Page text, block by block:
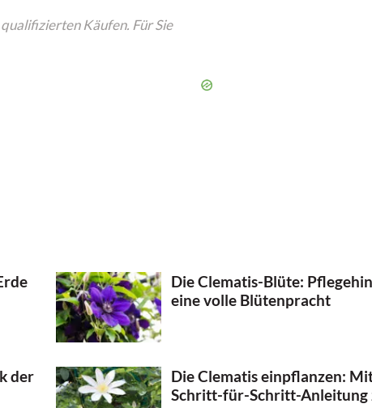
Käufen. Für Sie
Die Clematis-Blüte:
eine volle Blütenpracht
der
Die Clematis einpflanzen:
Schritt-für-Schritt-Anleitung